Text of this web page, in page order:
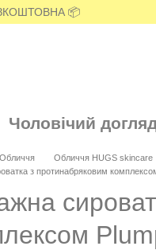
📦
Чоловічий
Обличчя
Обличчя HUGS skincare
з протинабряковим